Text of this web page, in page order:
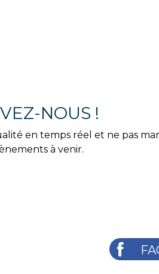
NOUS !
en temps réel et ne pas
à venir.